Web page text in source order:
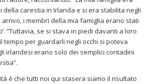
della carestia in Irlanda e si era stabilita negli
arrivo, i membri della mia famiglia erano stati
“Tuttavia, se si stava in piedi davanti a loro
tempo per guardarli negli occhi si poteva
irlandesi erano solo dei semplici contadini
è che tutti noi qui stasera siamo il risultato